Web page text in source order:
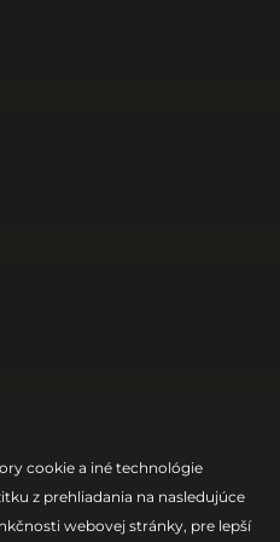
cookie a iné technológie
z prehliadania na nasledujúce
webovej stránky, pre lepší